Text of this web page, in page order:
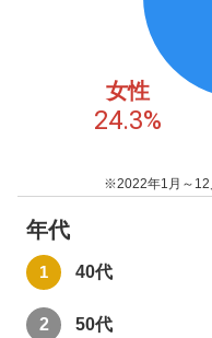
女性
24.3%
※2022年1月～12
年代
40代
50代